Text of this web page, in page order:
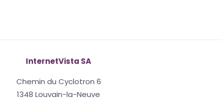
InternetVista SA
Chemin du Cyclotron 6
1348 Louvain-la-Neuve